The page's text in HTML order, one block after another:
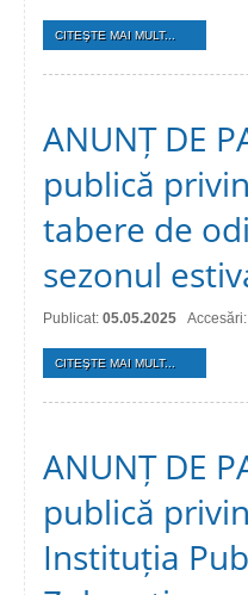
CITEŞTE MAI MULT...
ANUNȚ DE
publică
tabere de
sezonul
Publicat: 05.05.2025
CITEŞTE MAI MULT...
ANUNȚ DE
publică
Instituția